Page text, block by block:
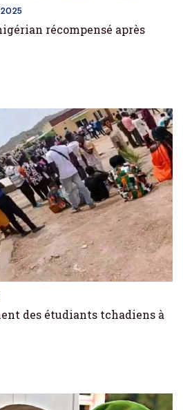
2025
récompensé après
des étudiants tchadiens à